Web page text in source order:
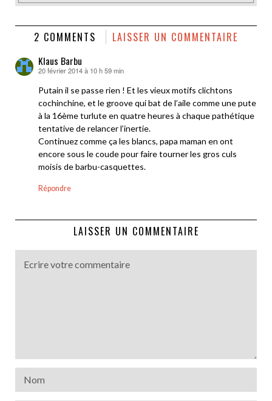
2 COMMENTS LAISSER UN COMMENTAIRE
Klaus Barbu
dit :
20 février 2014 à 10 h 59 min
Putain il se passe rien ! Et les vieux motifs clichtons
cochinchine, et le groove qui bat de l’aile comme une pute
à la 16ème turlute en quatre heures à chaque pathétique
tentative de relancer l’inertie.
Continuez comme ça les blancs, papa maman en ont
encore sous le coude pour faire tourner les gros culs
moisis de barbu-casquettes.
Répondre
LAISSER UN COMMENTAIRE